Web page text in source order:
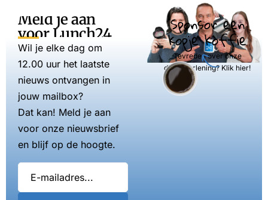
Meld je aan
voor Lunch24
Wil je elke dag om
12.00 uur het laatste
nieuws ontvangen in
jouw mailbox?
Dat kan! Meld je aan
voor onze nieuwsbrief
en blijf op de hoogte.
Sponsor een
kopje koffie
Tevreden over onze
dienstverlening? Klik hier!